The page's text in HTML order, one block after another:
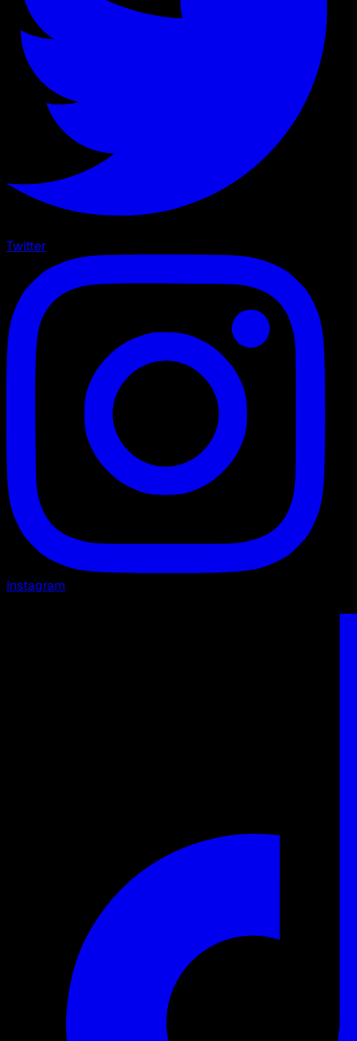
Twitter
Instagram